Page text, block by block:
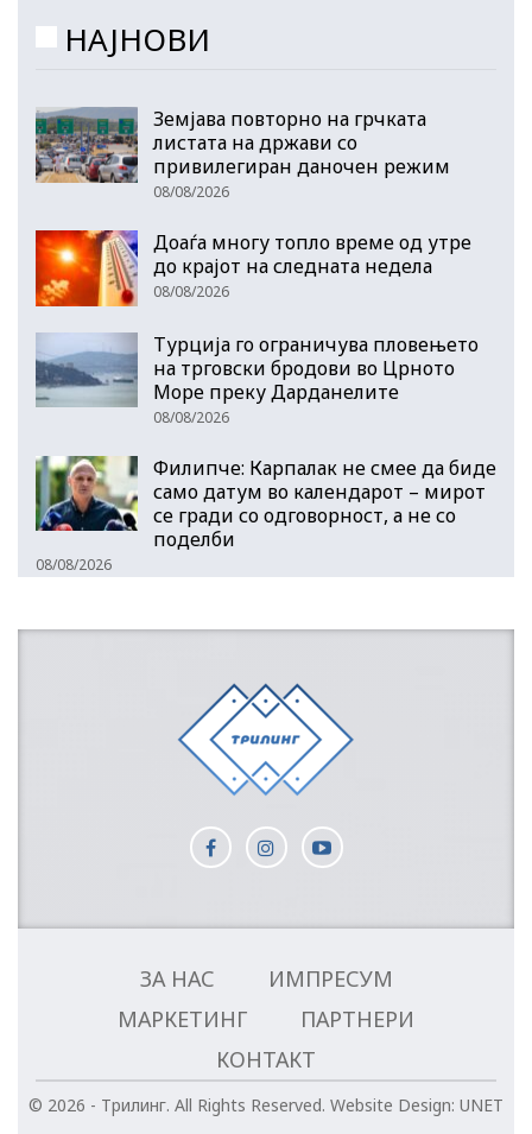
НАЈНОВИ
Земјава повторно на грчката
листата на држави со
привилегиран даночен режим
08/08/2026
Доаѓа многу топло време од утре
до крајот на следната недела
08/08/2026
Турција го ограничува пловењето
на трговски бродови во Црното
Море преку Дарданелите
08/08/2026
Филипче: Карпалак не смее да биде
само датум во календарот – мирот
се гради со одговорност, а не со
поделби
08/08/2026
ЗА НАС
ИМПРЕСУМ
МАРКЕТИНГ
ПАРТНЕРИ
КОНТАКТ
© 2026 - Трилинг. All Rights Reserved. Website Design: UNET